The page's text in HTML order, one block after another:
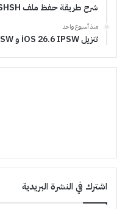
شرح طريقة حفظ ملف SHSH من الايفون والايباد
منذ أسبوع واحد
تنزيل iOS 26.6 IPSW و iPadOS 26.6 IPSW
اشترك في النشرة البريدية